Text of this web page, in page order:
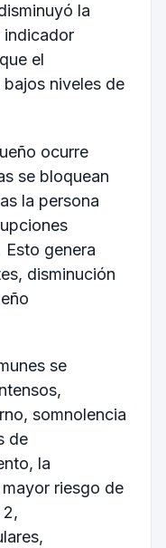
la
indicador
el
niveles de
ocurre
se bloquean
la persona
Esto genera
disminución
se
somnolencia
de
la
riesgo de